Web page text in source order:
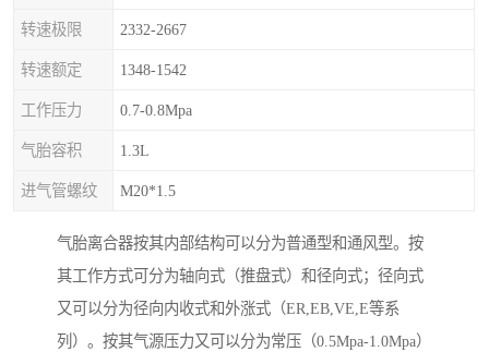
转速极限 2332-2667
转速额定 1348-1542
工作压力 0.7-0.8Mpa
气胎容积 1.3L
进气管螺纹 M20*1.5
气胎离合器按其内部结构可以分为普通型和通风型。按
其工作方式可分为轴向式（推盘式）和径向式；径向式
又可以分为径向内收式和外涨式（ER,EB,VE,E等系
列）。按其气源压力又可以分为常压（0.5Mpa-1.0Mpa）